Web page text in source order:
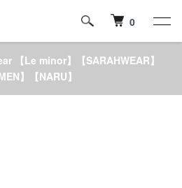
0
【Le minor】【SARAHWEAR】
】【NARU】